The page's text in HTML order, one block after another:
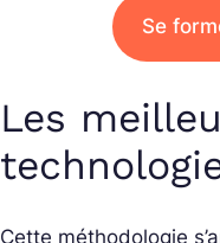
Se
Les
Cette méthodologie